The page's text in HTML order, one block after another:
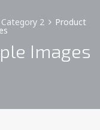
Category 2 Product
Images